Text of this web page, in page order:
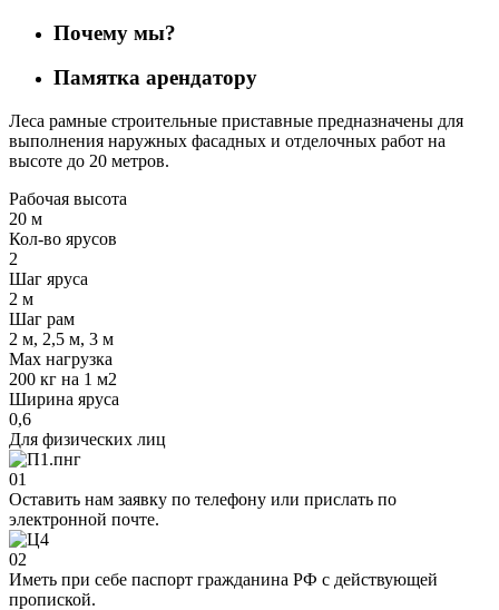
Почему мы?
Памятка арендатору
Леса рамные строительные приставные предназначены для
выполнения наружных фасадных и отделочных работ на
высоте до 20 метров.
Рабочая высота
20 м
Кол-во ярусов
2
Шаг яруса
2 м
Шаг рам
2 м, 2,5 м, 3 м
Max нагрузка
200 кг на 1 м2
Ширина яруса
0,6
Для физических лиц
01
Оставить нам заявку по телефону или прислать по
электронной почте.
02
Иметь при себе паспорт гражданина РФ с действующей
пропиской.